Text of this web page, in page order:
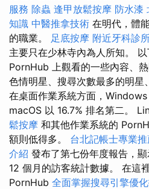
服務 除蟲 逢甲放鬆按摩 防水漆
知識 中醫推拿技術 在明代，體
的職業。 足底按摩 附近牙科診
主要只在少林寺內為人所知。
PornHub 上觀看的一些內容、
色情明星、搜尋次數最多的明星
在桌面作業系統方面，Windows
macOS 以 16.7% 排名第二。
鬆按摩 和其他作業系統的
額則低得多。 台北記帳士專業
介紹 發布了第七份年度報告，
12 個月的訪客統計數據。 在這
PornHub 全面掌握搜尋引擎優